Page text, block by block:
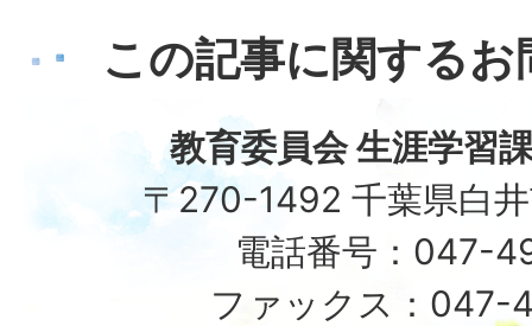
この記事に関する
教育委員会 生涯学習
〒270-1492 千葉県白
電話番号：047-
ファックス：047-